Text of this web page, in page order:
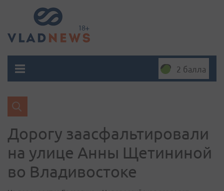
2 балла
Дорогу заасфальтировали
на улице Анны Щетининой
во Владивостоке